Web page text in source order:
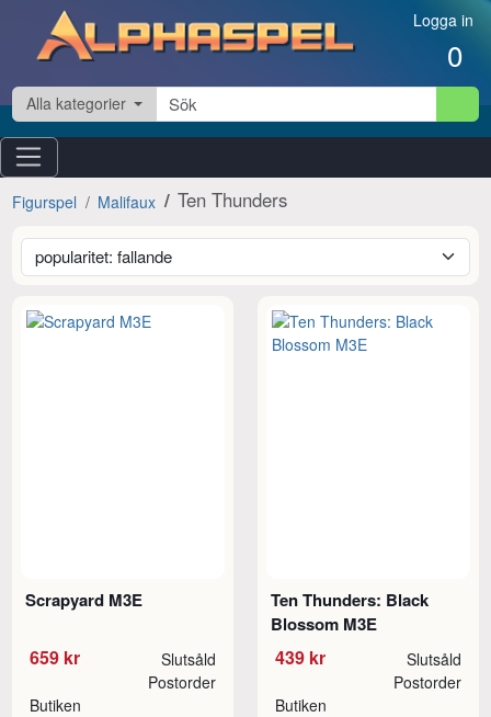
Hoppa till innehåll Logga in
0
Alla kategorier
Figurspel Malifaux Ten Thunders
Scrapyard M3E
659 kr Slutsåld
Butiken
Postorder
Ten Thunders: Black
Blossom M3E
439 kr Slutsåld
Butiken
Postorder